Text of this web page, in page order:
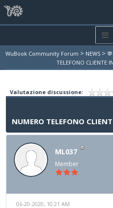
WuBook Community Forum > NEWS >
TELEFONO CLIENTE
Valutazione discussione:
NUMERO TELEFONO
ML037
Member
06-20-2020, 10:21 AM